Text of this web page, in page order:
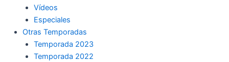
Vídeos
Especiales
Otras Temporadas
Temporada 2023
Temporada 2022